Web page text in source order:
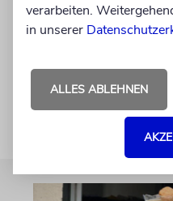
konservativen und
der Rolle der Frau im
verarbeiten.
in unserer
ALLES ABLEHNEN